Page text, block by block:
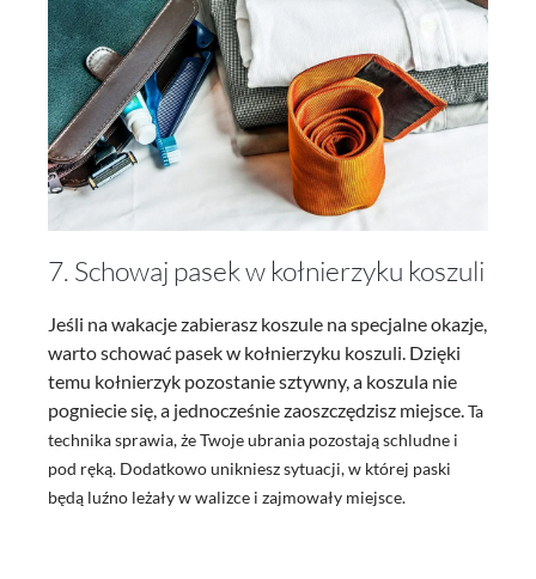
7. Schowaj pasek w kołnierzyku koszuli
Jeśli na wakacje zabierasz koszule na specjalne okazje,
warto schować pasek w kołnierzyku koszuli. Dzięki
temu kołnierzyk pozostanie sztywny, a koszula nie
pogniecie się, a jednocześnie zaoszczędzisz miejsce.Ta
technika sprawia, że Twoje ubrania pozostają schludne i
pod ręką. Dodatkowo unikniesz sytuacji, w której paski
będą luźno leżały w walizce i zajmowały miejsce.